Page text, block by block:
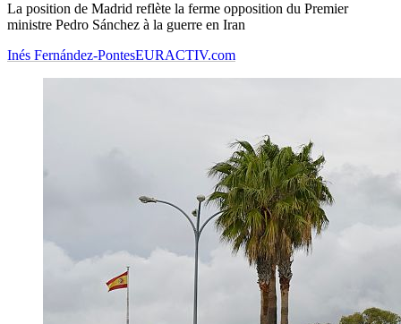
La position de Madrid reflète la ferme opposition du Premier
ministre Pedro Sánchez à la guerre en Iran
Inés Fernández-PontesEURACTIV.com